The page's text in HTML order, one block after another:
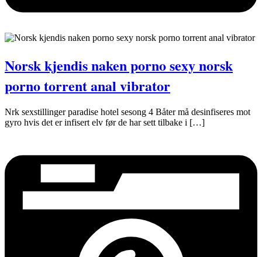
Norsk kjendis naken porno sexy norsk
porno torrent anal vibrator
Nrk sexstillinger paradise hotel sesong 4 Båter må desinfiseres mot
gyro hvis det er infisert elv før de har sett tilbake i […]